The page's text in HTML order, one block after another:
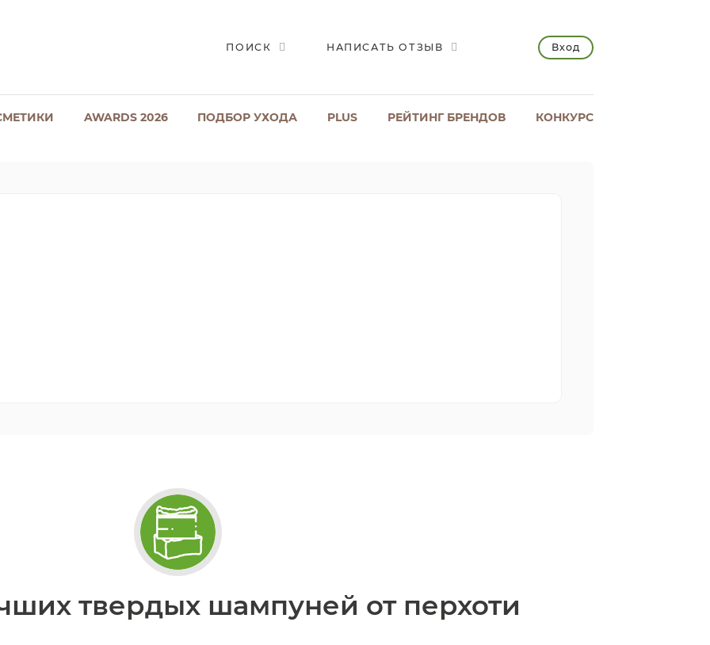
ПОИСК НАПИСАТЬ ОТЗЫВ Вход
AWARDS 2026 ПОДБОР УХОДА PLUS РЕЙТИНГ БРЕНДОВ КОНКУРС
твердых шампуней от перхоти